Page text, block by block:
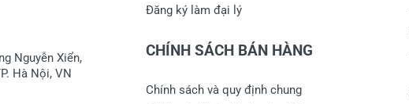
Nguyễn Xiển,
Hà Nội, VN
Đăng ký làm đại lý
CHÍNH SÁCH BÁN HÀNG
Chính sách và quy định chung